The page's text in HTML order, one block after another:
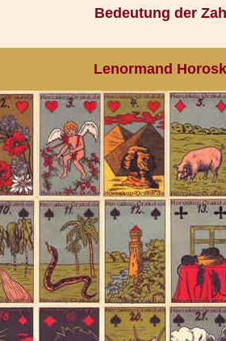
Bedeutung der
Lenormand